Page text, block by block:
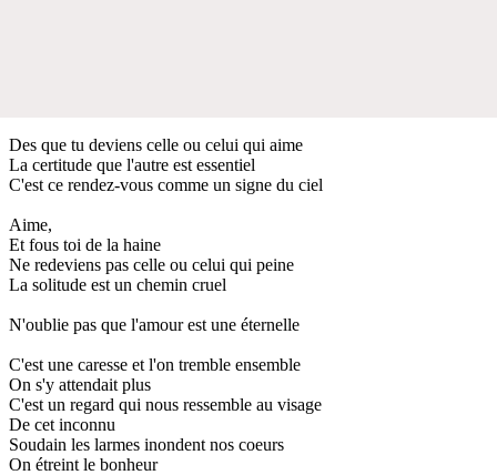
Des que tu deviens celle ou celui qui aime
La certitude que l'autre est essentiel
C'est ce rendez-vous comme un signe du ciel
Aime,
Et fous toi de la haine
Ne redeviens pas celle ou celui qui peine
La solitude est un chemin cruel
N'oublie pas que l'amour est une éternelle
C'est une caresse et l'on tremble ensemble
On s'y attendait plus
C'est un regard qui nous ressemble au visage
De cet inconnu
Soudain les larmes inondent nos coeurs
On étreint le bonheur